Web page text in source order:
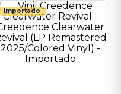
Importado